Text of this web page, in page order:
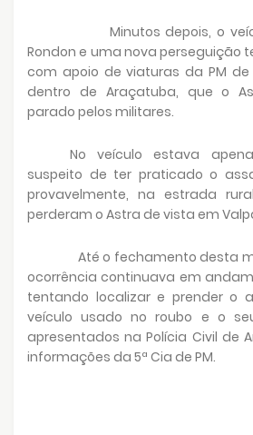
Minutos depois, o
Rondon e uma nova perseguição
com apoio de viaturas da PM de
dentro de Araçatuba, que o
parado pelos militares.
No veículo estava
suspeito de ter praticado o
provavelmente, na estrada
perderam o Astra de vista em
Até o fechamento desta
ocorrência continuava em
tentando localizar e prender o
veículo usado no roubo e o
apresentados na Polícia Civil de
informações da 5ª Cia de PM.